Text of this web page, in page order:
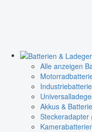
Alle anzeigen
Akkus &
Steckeradapter